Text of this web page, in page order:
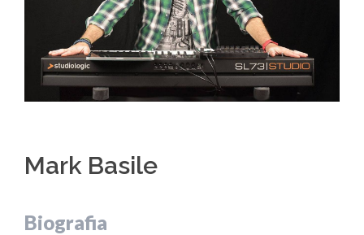
Mark Basile
Biografia